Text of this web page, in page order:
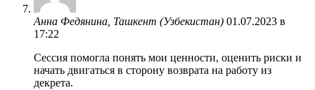
Анна Федянина, Ташкент (Узбекистан) 01.07.2023 в
17:22
Сессия помогла понять мои ценности, оценить риски и
начать двигаться в сторону возврата на работу из
декрета.